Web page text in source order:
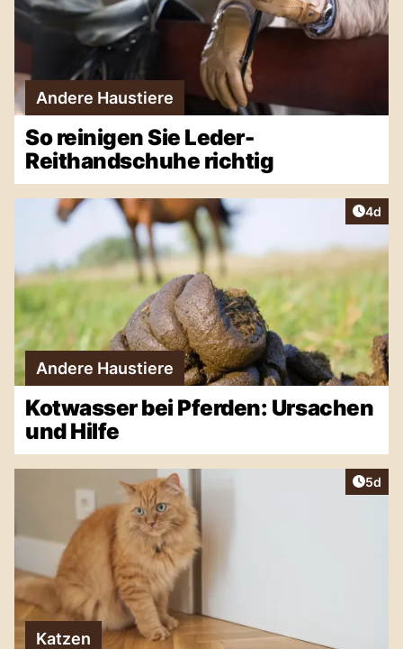
Andere Haustiere
So reinigen Sie Leder-
Reithandschuhe richtig
4d
Andere Haustiere
Kotwasser bei Pferden: Ursachen
und Hilfe
5d
Katzen